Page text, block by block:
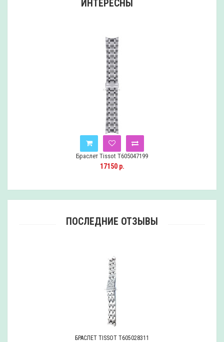
ИНТЕРЕСНЫ
Браслет Tissot T605047199
17150 р.
ПОСЛЕДНИЕ ОТЗЫВЫ
БРАСЛЕТ TISSOT T605028311